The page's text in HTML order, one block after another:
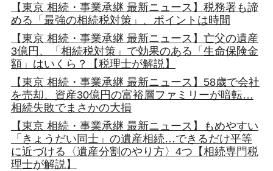
【東京 相続・事業承継 最新ニュース】税務署も諦
める「最強の相続税対策」、ポイントは時間
【東京 相続・事業承継 最新ニュース】亡父の遺産
3億円、「相続税対策」で効果のある「生命保険金
額」はいくら？【税理士が解説】
【東京 相続・事業承継 最新ニュース】58歳で会社
を売却、資産30億円の富裕層ファミリーが暗転…
相続失敗でまさかの大損
【東京 相続・事業承継 最新ニュース】もめやすい
「きょうだい同士」の遺産相続…できるだけ平等
に近づける〈遺産分割のやり方〉4つ【相続専門税
理士が解説】